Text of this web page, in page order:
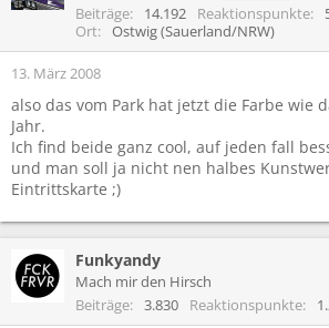
Beiträge 14.192 Reaktionspunkte
Ort
Ostwig (Sauerland/NRW)
13. März 2008
also das vom Park hat jetzt die Farbe wie
Jahr.
Ich find beide ganz cool, auf jeden fall
und man soll ja nicht nen halbes
Eintrittskarte ;)
Funkyandy
Mach mir den Hirsch
Beiträge
3.830 Reaktionspunkte